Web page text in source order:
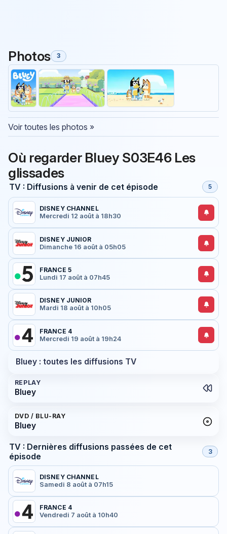
Photos 3
Voir toutes les photos »
Où regarder Bluey S03E46 Les
glissades
TV : Diffusions à venir de cet épisode 5
DISNEY CHANNEL
Mercredi 12 août à 18h30
DISNEY JUNIOR
Dimanche 16 août à 05h05
FRANCE 5
Lundi 17 août à 07h45
DISNEY JUNIOR
Mardi 18 août à 10h05
FRANCE 4
Mercredi 19 août à 19h24
Bluey : toutes les diffusions TV
REPLAY
Bluey
DVD / BLU-RAY
Bluey
TV : Dernières diffusions passées de cet
épisode
3
DISNEY CHANNEL
Samedi 8 août à 07h15
FRANCE 4
Vendredi 7 août à 10h40